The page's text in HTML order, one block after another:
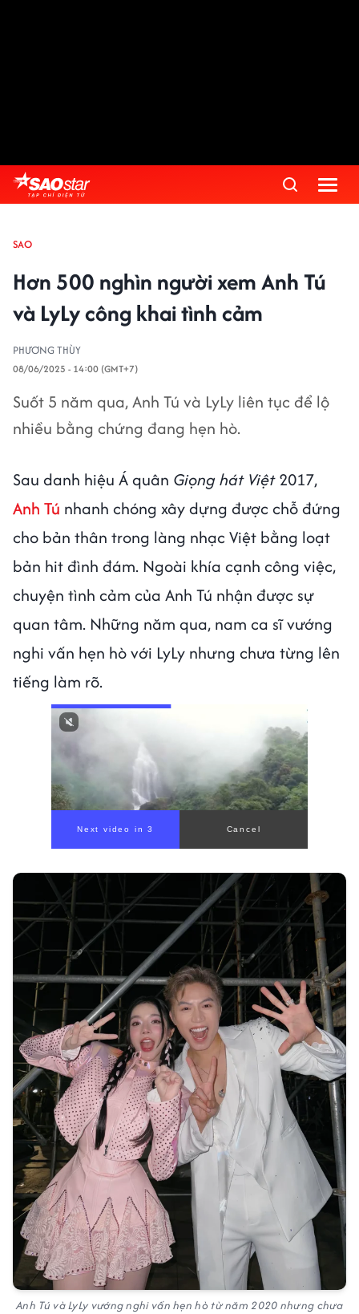
SAO
Hơn 500 nghìn người xem Anh Tú
và LyLy công khai tình cảm
PHƯƠNG THÙY
08/06/2025 - 14:00 (GMT+7)
Suốt 5 năm qua, Anh Tú và LyLy liên tục để lộ
nhiều bằng chứng đang hẹn hò.
Sau danh hiệu Á quân Giọng hát Việt2017,
Anh Tú nhanh chóng xây dựng được chỗ đứng
cho bản thân trong làng nhạc Việt bằng loạt
bản hit đình đám. Ngoài khía cạnh công việc,
chuyện tình cảm của Anh Tú nhận được sự
quan tâm. Những năm qua, nam ca sĩ vướng
nghi vấn hẹn hò với LyLy nhưng chưa từng lên
tiếng làm rõ.
Next video in 1 Cancel
Anh Tú và LyLy vướng nghi vấn hẹn hò từ năm 2020 nhưng chưa